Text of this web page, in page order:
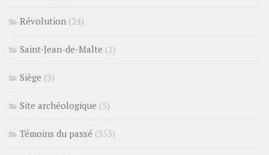
Révolution (24)
Saint-Jean-de-Malte (1)
Siège (3)
Site archéologique (5)
Témoins du passé (353)